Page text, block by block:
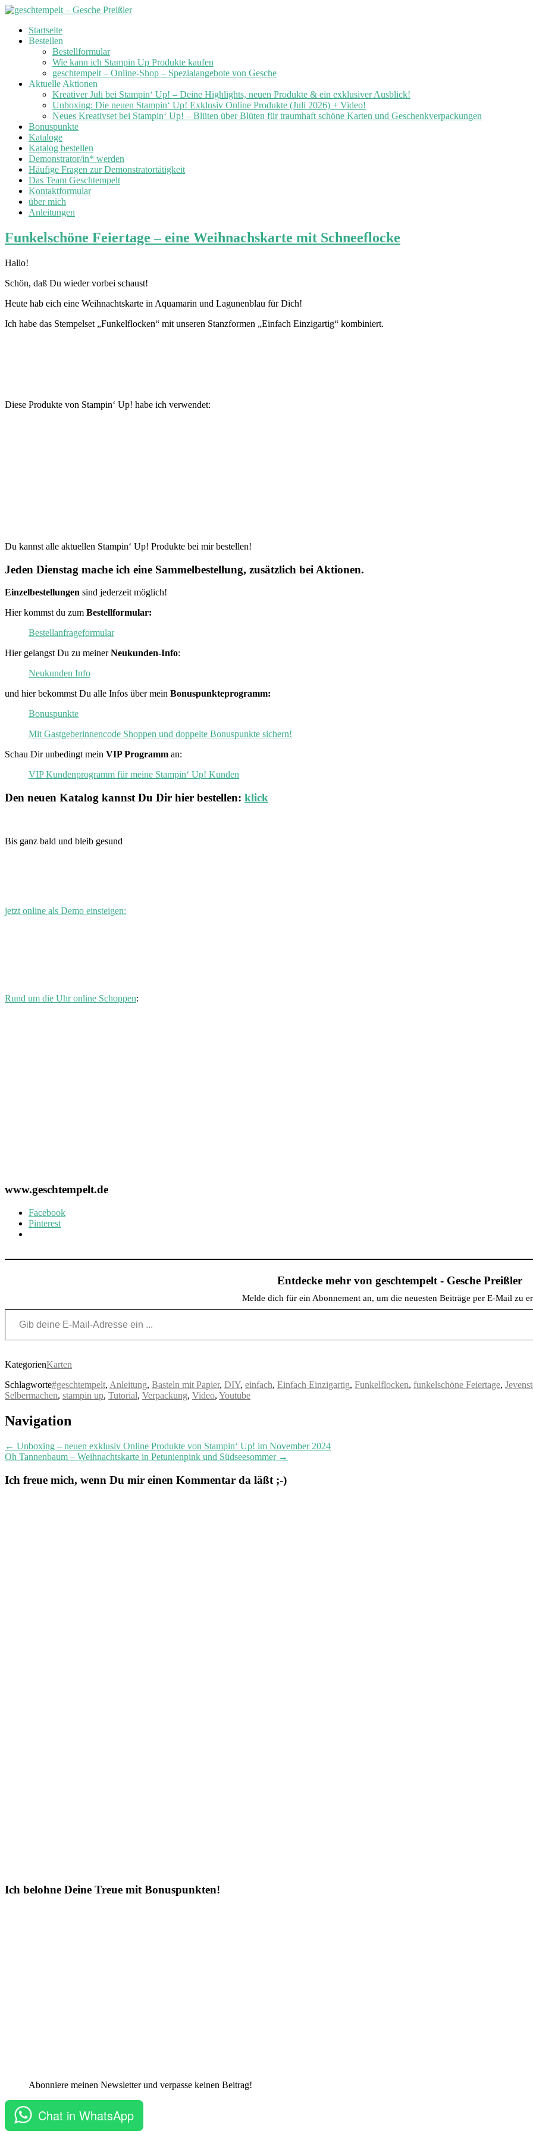
Skip
Startseite
Bestellen
Bestellformular
Wie kann ich Stampin Up Produkte kaufen
geschtempelt – Online-Shop – Spezialangebote von Gesche
Aktuelle Aktionen
Kreativer Juli bei Stampin‘ Up! – Deine Highlights, neuen Produkte & ein exklusiver Ausblick!
Unboxing: Die neuen Stampin‘ Up! Exklusiv Online Produkte (Juli 2026) + Video!
Neues Kreativset bei Stampin‘ Up! – Blüten über Blüten für traumhaft schöne Karten und Geschenkverpackungen
Bonuspunkte
Kataloge
Katalog bestellen
Demonstrator/in* werden
Häufige Fragen zur Demonstratortätigkeit
Das Team Geschtempelt
Kontaktformular
über mich
Anleitungen
Funkelschöne Feiertage – eine Weihnachskarte mit Schneeflocke
Hallo!
Schön, daß Du wieder vorbei schaust!
Heute hab eich eine Weihnachtskarte in Aquamarin und Lagunenblau für Dich!
Ich habe das Stempelset „Funkelflocken“ mit unseren Stanzformen „Einfach Einzigartig“ kombiniert.
Diese Produkte von Stampin‘ Up! habe ich verwendet:
Du kannst alle aktuellen Stampin‘ Up! Produkte bei mir bestellen!
Jeden Dienstag mache ich eine Sammelbestellung, zusätzlich bei Aktionen.
Einzelbestellungen sind jederzeit möglich!
Hier kommst du zum Bestellformular:
Bestellanfrageformular
Hier gelangst Du zu meinerNeukunden-Info:
Neukunden Info
und hier bekommst Du alle Infos über mein Bonuspunkteprogramm:
Bonuspunkte
Mit Gastgeberinnencode Shoppen und doppelte Bonuspunkte sichern!
Schau Dir unbedingt mein VIP Programm an:
VIP Kundenprogramm für meine Stampin‘ Up! Kunden
Den neuen Katalog kannst Du Dir hier bestellen: klick
Bis ganz bald und bleib gesund
jetzt online als Demo einsteigen:
Rund um die Uhr online Schoppen:
www.geschtempelt.de
Facebook
Pinterest
Entdecke mehr von geschtempelt - Gesche Preißler
Melde dich für ein Abonnement an, um die neuesten Beiträge per E-Mail zu
Gib deine E-Mail-Adresse ein ...
KategorienKarten
Schlagworte#geschtempelt, Anleitung, Basteln mit Papier, DIY, einfach, Einfach Einzigartig, Funkelflocken, funkelschöne Feiertage,
Selbermachen, stampin up, Tutorial, Verpackung, Video, Youtube
Post
Navigation
← Unboxing – neuen exklusiv Online Produkte von Stampin‘ Up! im November 2024
Oh Tannenbaum – Weihnachtskarte in Petunienpink und Südseesommer →
Ich freue mich, wenn Du mir einen Kommentar da läßt ;-)
Ich belohne Deine Treue mit Bonuspunkten!
Abonniere meinen Newsletter und verpasse keinen Beitrag!
Chat in WhatsApp